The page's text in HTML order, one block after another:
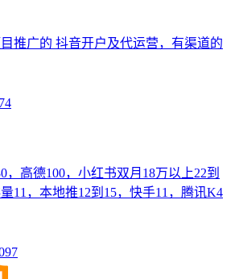
推广的 抖音开户及代运营，有渠道的
，高德100，小红书双月18万以上22到
11，本地推12到15，快手11，腾讯K4